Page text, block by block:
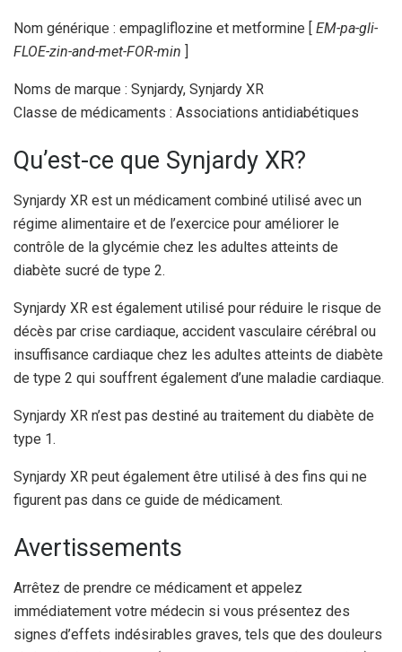
Nom générique : empagliflozine et metformine [ EM-pa-gli-
FLOE-zin-and-met-FOR-min ]
Noms de marque : Synjardy, Synjardy XR
Classe de médicaments : Associations antidiabétiques
Qu’est-ce que Synjardy XR?
Synjardy XR est un médicament combiné utilisé avec un
régime alimentaire et de l’exercice pour améliorer le
contrôle de la glycémie chez les adultes atteints de
diabète sucré de type 2.
Synjardy XR est également utilisé pour réduire le risque de
décès par crise cardiaque, accident vasculaire cérébral ou
insuffisance cardiaque chez les adultes atteints de diabète
de type 2 qui souffrent également d’une maladie cardiaque.
Synjardy XR n’est pas destiné au traitement du diabète de
type 1.
Synjardy XR peut également être utilisé à des fins qui ne
figurent pas dans ce guide de médicament.
Avertissements
Arrêtez de prendre ce médicament et appelez
immédiatement votre médecin si vous présentez des
signes d’effets indésirables graves, tels que des douleurs